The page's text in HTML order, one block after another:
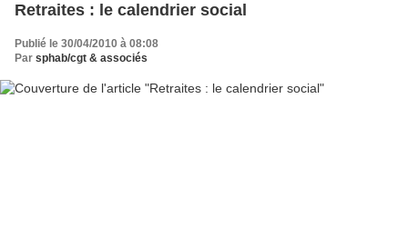
Retraites : le calendrier social
Publié le 30/04/2010 à 08:08
Par sphab/cgt & associés